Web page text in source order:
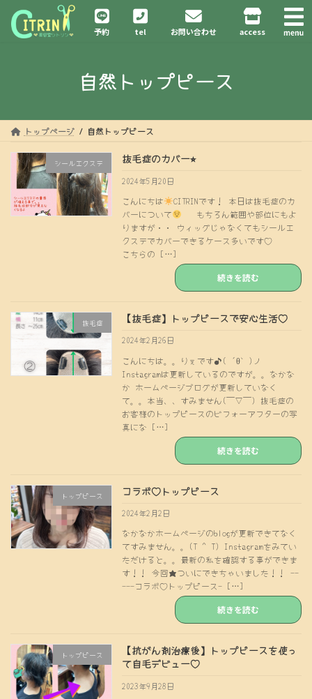
ッ
移
予約 tel お問い合わせ access
自然トップピース
トップページ 自然トップピース
シールエクステ 抜毛症のカバー⭐︎
2024年5月20日
こんにちは
CITRINです！ 本日は抜毛症のカ
バーについて
もちろん範囲や部位にもよ
りますが・・ ウィッグじゃなくてもシールエ
クステでカバーできるケース多いです♡
こちらの […]
続きを読む
抜毛症 【抜毛症】トップピースで安心生活♡
2024年2月26日
こんにちは。。りぇです♪( ´θ｀)ノ
Instagramは更新しているのですが。。なかな
か ホームページブログが更新していなく
て。。本当、、すみません(￣∇￣) 抜毛症の
お客様のトップピースのビフォーアフターの写
真にな […]
続きを読む
トップピース コラボ♡トップピース
2024年2月2日
なかなかホームページのblogが更新できてなく
てすみません。。(T ^ T) Instagramをみてい
ただけると。。最新の私を確認する事ができま
す！！ 今回★ついにできちゃいました！！ --
---コラボ♡トップピース- […]
続きを読む
トップピース
【抗がん剤治療後】トップピースを使っ
て自毛デビュー♡
2023年9月28日